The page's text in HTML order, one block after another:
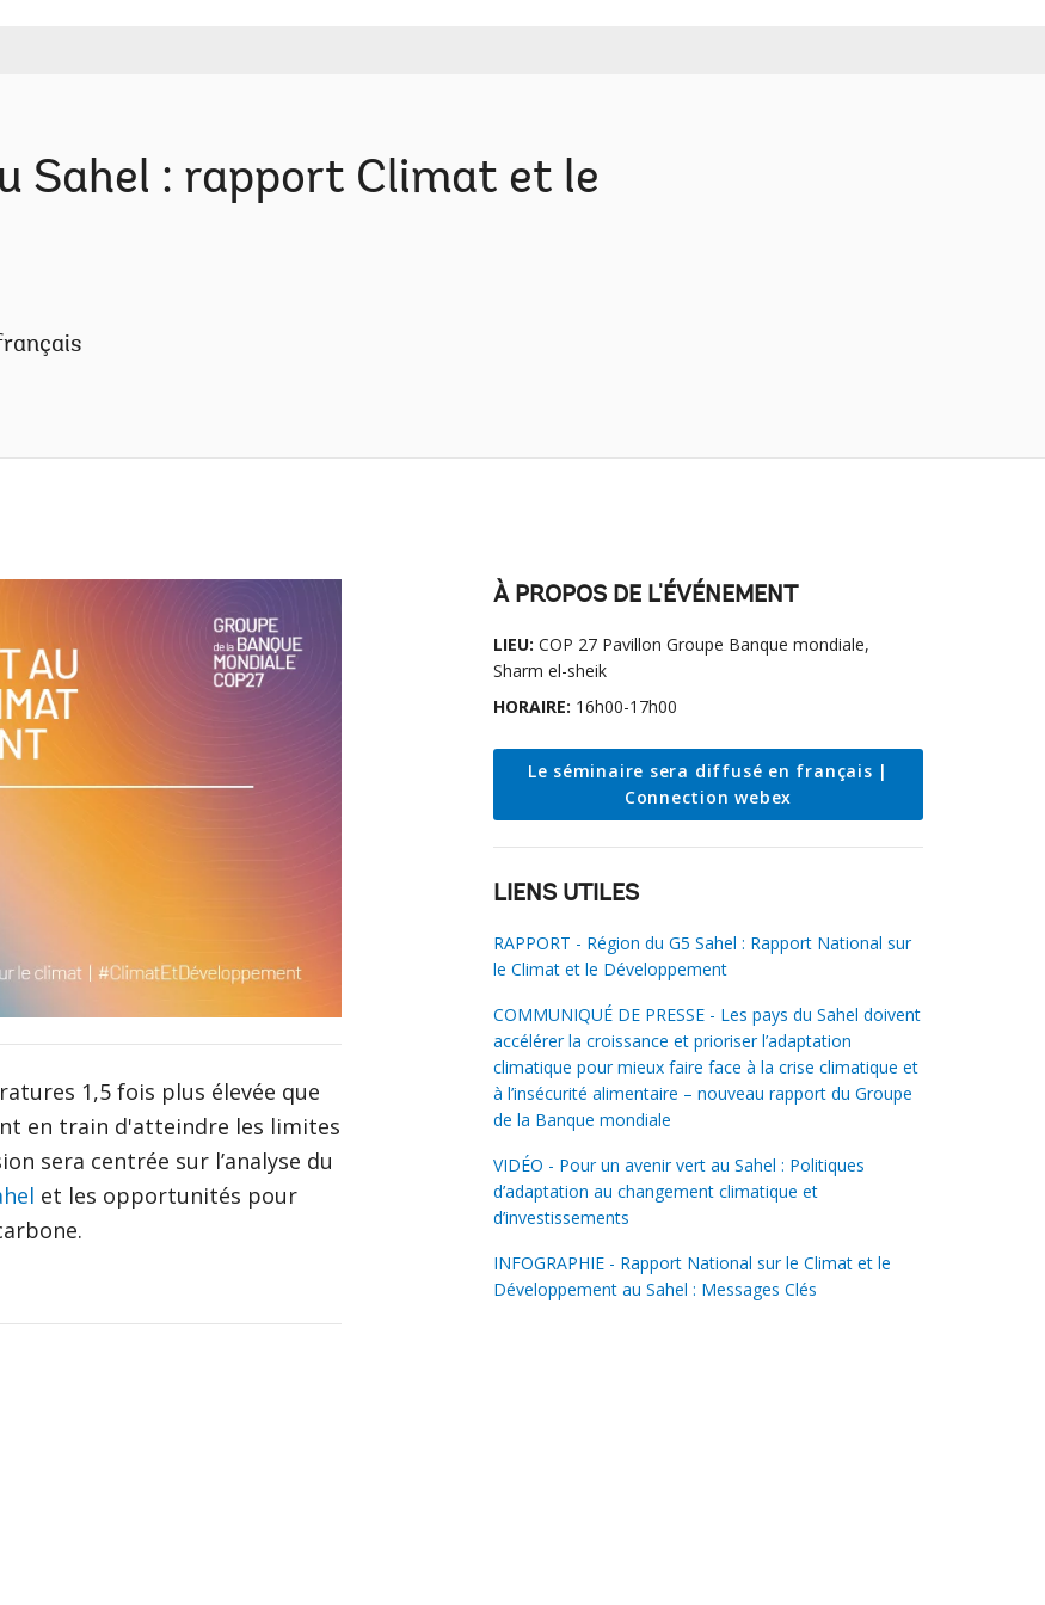
Sahel : rapport Climat et le
1,5 fois plus élevée que
en train d'atteindre les limites
sera centrée sur l’analyse du
et les opportunités pour
À PROPOS DE L'ÉVÉNEMENT
LIEU: COP 27 Pavillon Groupe Banque mondiale,
Sharm el-sheik
HORAIRE: 16h00-17h00
Le séminaire sera diffusé en français |
Connection webex
LIENS UTILES
RAPPORT - Région du G5 Sahel : Rapport National sur
le Climat et le Développement
COMMUNIQUÉ DE PRESSE - Les pays du Sahel doivent
accélérer la croissance et prioriser l’adaptation
climatique pour mieux faire face à la crise climatique et
à l’insécurité alimentaire – nouveau rapport du Groupe
de la Banque mondiale
VIDÉO - Pour un avenir vert au Sahel : Politiques
d’adaptation au changement climatique et
d’investissements
INFOGRAPHIE - Rapport National sur le Climat et le
Développement au Sahel : Messages Clés